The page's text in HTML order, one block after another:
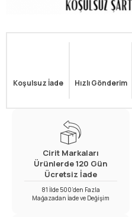
Koşulsuz İade Hızlı Gönderim
Cirit Markaları
Ürünlerde 120 Gün
Ücretsiz İade
81 İlde 500’den Fazla
Mağazadan İade ve Değişim